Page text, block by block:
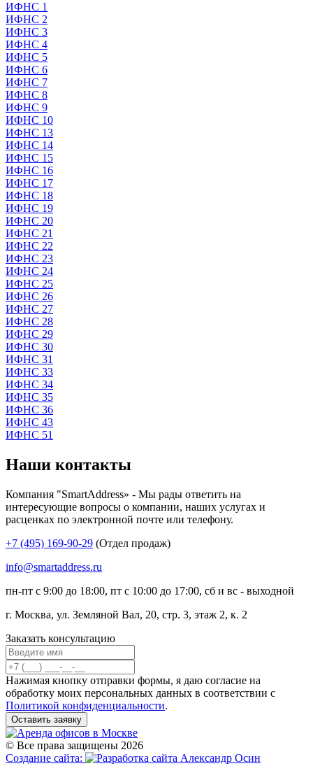
ИФНС 1
ИФНС 2
ИФНС 3
ИФНС 4
ИФНС 5
ИФНС 6
ИФНС 7
ИФНС 8
ИФНС 9
ИФНС 10
ИФНС 13
ИФНС 14
ИФНС 15
ИФНС 16
ИФНС 17
ИФНС 18
ИФНС 19
ИФНС 20
ИФНС 21
ИФНС 22
ИФНС 23
ИФНС 24
ИФНС 25
ИФНС 26
ИФНС 27
ИФНС 28
ИФНС 29
ИФНС 30
ИФНС 31
ИФНС 33
ИФНС 34
ИФНС 35
ИФНС 36
ИФНС 43
ИФНС 51
Наши контакты
Компания "SmartAddress» - Мы рады ответить на
интересующие вопросы о компании, наших услугах и
расценках по электронной почте или телефону.
+7 (495) 169-90-29 (Отдел продаж)
info@smartaddress.ru
пн-пт с 9:00 до 18:00, пт с 10:00 до 17:00, сб и вс - выходной
г. Москва, ул. Земляной Вал, 20, стр. 3, этаж 2, к. 2
Заказать консультацию
Нажимая кнопку отправки формы, я даю согласие на
обработку моих персональных данных в соответствии с
Политикой конфиденциальности.
Оставить заявку
© Все права защищены 2026
Создание сайта: